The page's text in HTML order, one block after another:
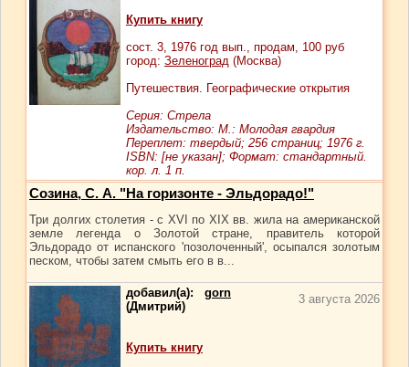
Купить книгу
сост. 3, 1976 год вып., продам, 100 руб
город: Зеленоград (Москва)
Путешествия. Географические открытия
Серия: Стрела
Издательство: М.: Молодая гвардия
Переплет: твердый; 256 страниц; 1976 г.
ISBN: [не указан]; Формат: стандартный.
кор. л. 1 п.
Созина, С. А. "На горизонте - Эльдорадо!"
Три долгих столетия - с XVI по XIX вв. жила на американской
земле легенда о Золотой стране, правитель которой
Эльдорадо от испанского 'позолоченный', осыпался золотым
песком, чтобы затем смыть его в в...
добавил(а): gorn
(Дмитрий)
3 августа 2026
Купить книгу